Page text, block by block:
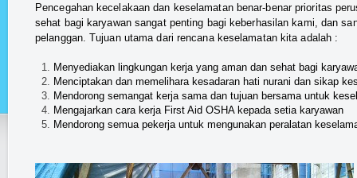
Pencegahan kecelakaan dan keselamatan benar-benar prioritas
sehat bagi karyawan sangat penting bagi keberhasilan kami, dan
pelanggan. Tujuan utama dari rencana keselamatan kita adalah :
Menyediakan lingkungan kerja yang aman dan sehat bagi
Menciptakan dan memelihara kesadaran hati nurani dan sikap
Mendorong semangat kerja sama dan tujuan bersama untuk
Mengajarkan cara kerja First Aid OSHA kepada setia karyawan
Mendorong semua pekerja untuk mengunakan peralatan